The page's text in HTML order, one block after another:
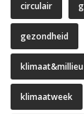
circulair
gezondheid
klimaat&millieu
klimaatweek